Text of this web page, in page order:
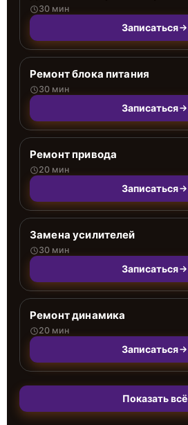
30 мин
Записаться
Ремонт блока питания
30 мин
Записаться
Ремонт привода
20 мин
Записаться
Замена усилителей
30 мин
Записаться
Ремонт динамика
20 мин
Записаться
Показать всё